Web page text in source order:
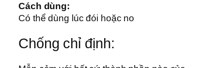
Cách dùng:
Có thể dùng lúc đói hoặc no
Chống chỉ định: